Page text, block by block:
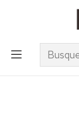
UTILIZA EL
Esmeril